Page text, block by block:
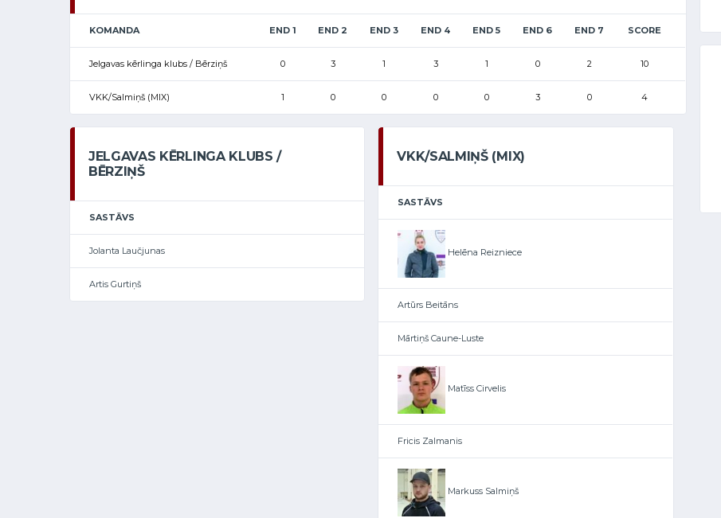
KOMANDA END 1 END 2 END 3 END 4 END 5 END 6 END 7 SCORE
Jelgavas kērlinga klubs / Bērziņš 0 3 1 3 1 0 2 10
VKK/Salmiņš (MIX) 1 0 0 0 0 3 0 4
JELGAVAS KĒRLINGA KLUBS /
BĒRZIŅŠ
SASTĀVS
Jolanta Laučjunas
Artis Gurtiņš
VKK/SALMIŅŠ (MIX)
SASTĀVS
Helēna Reizniece
Artūrs Beitāns
Mārtiņš Caune-Luste
Matīss Cirvelis
Fricis Zalmanis
Markuss Salmiņš